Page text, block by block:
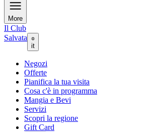
More
Il Club
Salvata
it
Negozi
Offerte
Pianifica la tua visita
Cosa c'è in programma
Mangia e Bevi
Servizi
Scopri la regione
Gift Card